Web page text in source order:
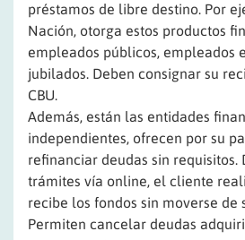
préstamos de libre destino. Por
Nación, otorga estos productos
empleados públicos, empleados
jubilados. Deben consignar su
CBU.
Además, están las entidades
independientes, ofrecen por su
refinanciar deudas sin requisitos.
trámites vía online, el cliente
recibe los fondos sin moverse de
Permiten cancelar deudas